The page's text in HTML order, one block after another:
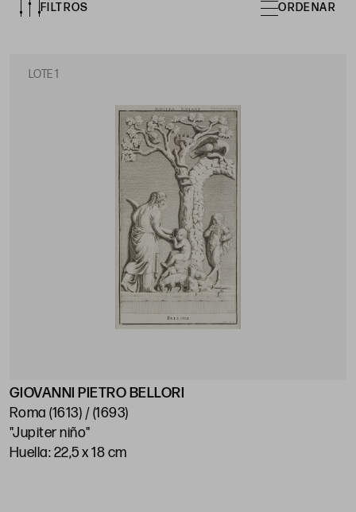
FILTROS ORDENAR
LOTE 1
GIOVANNI PIETRO BELLORI
Roma (1613) / (1693)
"Jupiter niño"
Huella: 22,5 x 18 cm